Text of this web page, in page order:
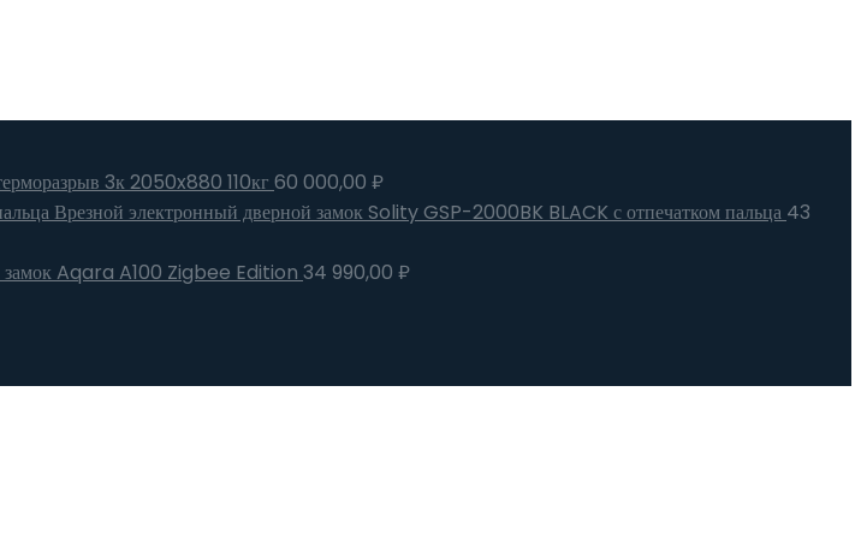
3к 2050x880 110кг 60 000,00 ₽
Врезной электронный дверной замок Solity GSP-2000BK BLACK с отпечатком пальца 43
замок Aqara A100 Zigbee Edition 34 990,00 ₽